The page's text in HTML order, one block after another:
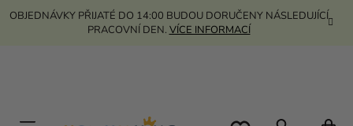
Přejít
OBJEDNÁVKY PŘIJATÉ DO 14:00 BUDOU DORUČENY NÁSLEDUJÍCÍ
PRACOVNÍ DEN. VÍCE INFORMACÍ